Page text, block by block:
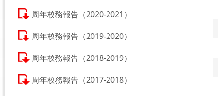
周年校務報告（2020-2021）
周年校務報告（2019-2020）
周年校務報告（2018-2019）
周年校務報告（2017-2018）